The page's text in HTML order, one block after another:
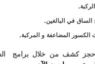
الساق في البالغين.
الكسور المضاعفة و المركبة.
كشف من خلال برامج